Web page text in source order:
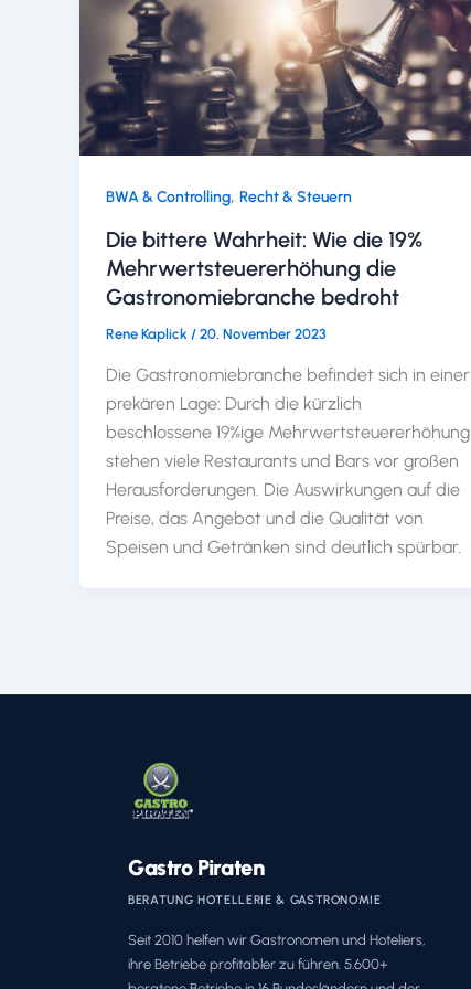
BWA & Controlling, Recht & Steuern
Die bittere Wahrheit: Wie die 19%
Mehrwertsteuererhöhung die
Gastronomiebranche bedroht
Rene Kaplick / 20. November 2023
Die Gastronomiebranche befindet sich in einer
prekären Lage: Durch die kürzlich
beschlossene 19%ige Mehrwertsteuererhöhung
stehen viele Restaurants und Bars vor großen
Herausforderungen. Die Auswirkungen auf die
Preise, das Angebot und die Qualität von
Speisen und Getränken sind deutlich spürbar.
Gastro Piraten
BERATUNG HOTELLERIE & GASTRONOMIE
Seit 2010 helfen wir Gastronomen und Hoteliers,
ihre Betriebe profitabler zu führen. 5.600+